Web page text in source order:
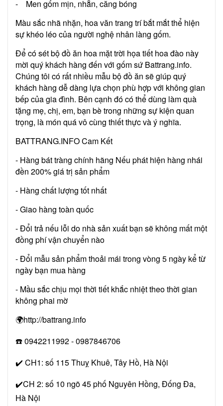
- Men gốm mịn, nhẵn, căng bóng
Màu sắc nhã nhặn, hoa văn trang trí bắt mắt thể hiện
sự khéo léo của người nghệ nhân làng gốm.
Để có sét bộ đồ ăn hoa mặt trời họa tiết hoa đào này
mời quý khách hàng đến với gốm sứ Battrang.info.
Chúng tôi có rất nhiều mẫu bộ đồ ăn sẽ giúp quý
khách hàng dễ dàng lựa chọn phù hợp với không gian
bếp của gia đình. Bên cạnh đó có thể dùng làm quà
tặng mẹ, chị, em, bạn bè trong những sự kiện quan
trọng, là món quá vô cùng thiết thực và ý nghĩa.
BATTRANG.INFO Cam Kết
- Hàng bát tràng chính hãng Nếu phát hiện hàng nhái
đền 200% giá trị sản phẩm
- Hàng chất lượng tốt nhất
- Giao hàng toàn quốc
- Đổi trả nếu lỗi do nhà sản xuất bạn sẽ không mất một
đồng phí vận chuyển nào
- Đổi mẫu sản phẩm thoải mái trong vòng 5 ngày kể từ
ngày bạn mua hàng
- Mầu sắc chịu mọi thời tiết khắc nhiệt theo thời gian
không phai mờ
🌍http://battrang.info
☎️ 0942211992 - 0987846706
✔️ CH1: số 115 Thuỵ Khuê, Tây Hồ, Hà Nội
✔️CH 2: số 10 ngõ 45 phố Nguyên Hồng, Đống Đa,
Hà Nội